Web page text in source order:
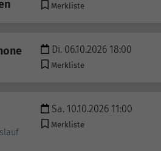
Merkliste
Di. 06.10.2026 18:00
Merkliste
Sa. 10.10.2026 11:00
Merkliste